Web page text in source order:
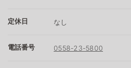
定休日 なし
電話番号 0558-23-5800